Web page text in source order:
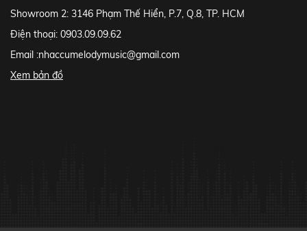
Showroom 2: 3146 Phạm Thế Hiển, P.7, Q.8, TP. HCM
Điện thoại: 0903.09.09.62
Email :nhaccumelodymusic@gmail.com
Xem bản đồ